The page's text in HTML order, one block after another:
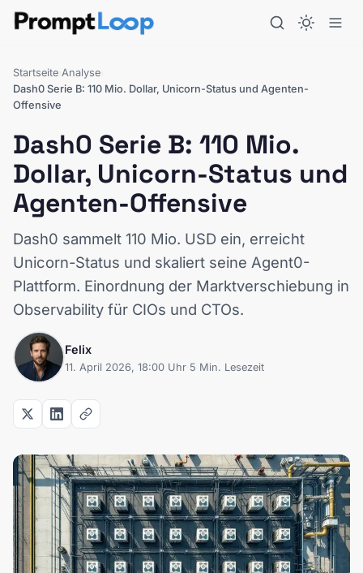
Startseite Analyse
Dash0 Serie B: 110 Mio. Dollar, Unicorn-Status und Agenten-
Offensive
Dash0 Serie B: 110 Mio.
Dollar, Unicorn-Status und
Agenten-Offensive
Dash0 sammelt 110 Mio. USD ein, erreicht
Unicorn-Status und skaliert seine Agent0-
Plattform. Einordnung der Marktverschiebung in
Observability für CIOs und CTOs.
Felix
11. April 2026, 18:00 Uhr 5 Min. Lesezeit